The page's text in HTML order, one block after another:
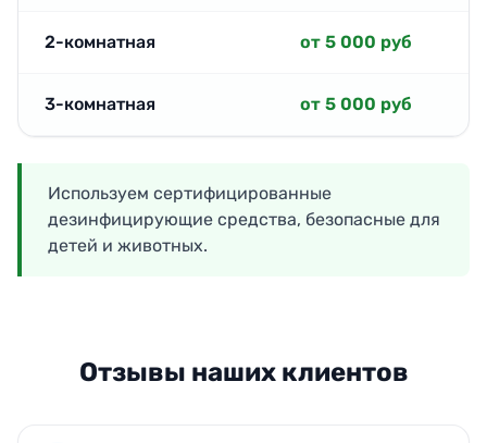
2-комнатная от 5 000 руб
3-комнатная от 5 000 руб
Используем сертифицированные
дезинфицирующие средства, безопасные для
детей и животных.
Отзывы наших клиентов